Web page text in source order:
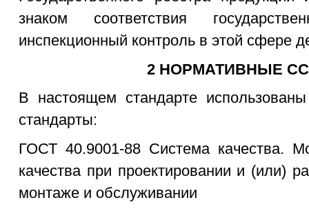
знаком соответствия
инспекционный контроль в этой сфере
2 НОРМАТИВНЫЕ
В настоящем стандарте
стандарты:
ГОСТ 40.9001-88 Система качества.
качества при проектировании и (или)
монтаже и обслуживании